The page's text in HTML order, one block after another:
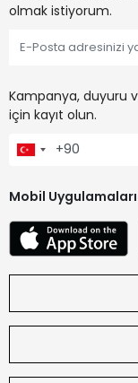
olmak istiyorum.
Kampanya, duyuru
için kayıt olun.
Mobil